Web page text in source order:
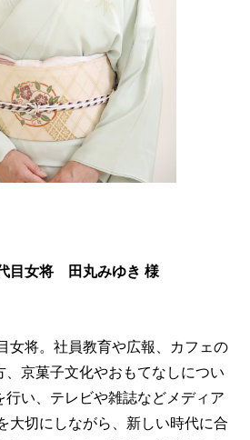
目女将 田丸みゆき 様
女将。社員教育や広報、カフェの
、京菓子文化やおもてなしについ
行い、テレビや雑誌などメディア
大切にしながら、新しい時代に合